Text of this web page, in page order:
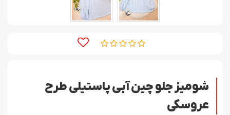
شومیز جلو چین آبی پاستیلی طرح
عروسکی